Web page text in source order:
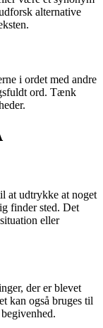
alternative
i ordet med andre
ord. Tænk
at udtrykke at noget
finder sted. Det
eller
der er blevet
kan også bruges til